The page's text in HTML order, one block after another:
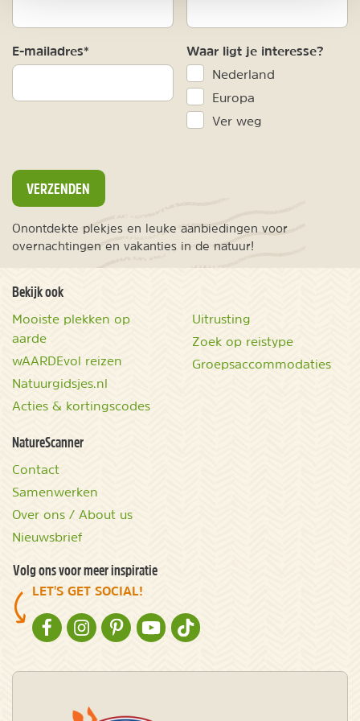
E-mailadres* Waar ligt je interesse?
Nederland
Europa
Ver weg
VERZENDEN
Onontdekte plekjes en leuke aanbiedingen voor
overnachtingen en vakanties in de natuur!
Bekijk ook
Mooiste plekken op
aarde
wAARDEvol reizen
Natuurgidsjes.nl
Acties & kortingscodes
Uitrusting
Zoek op reistype
Groepsaccommodaties
NatureScanner
Contact
Samenwerken
Over ons / About us
Nieuwsbrief
Volg ons voor meer inspiratie
LET'S GET SOCIAL!
NATURESCANNER OP FACEBOOK
NATURESCANNER OP INSTAGRAM
NATURESCANNER OP PINTEREST
NATURESCANNER OP YOUTUBE
NATURESCANNER OP TIKTOK